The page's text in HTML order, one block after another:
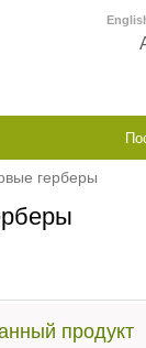
герберы
продукт